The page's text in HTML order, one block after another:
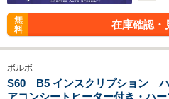
無
料
在庫確認・
ボルボ
S60 B5 インスクリプション ハ
アコンシートヒーター付き・ハ